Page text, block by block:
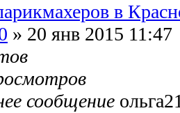
в
» 20 янв 2015 11:47
сообщение